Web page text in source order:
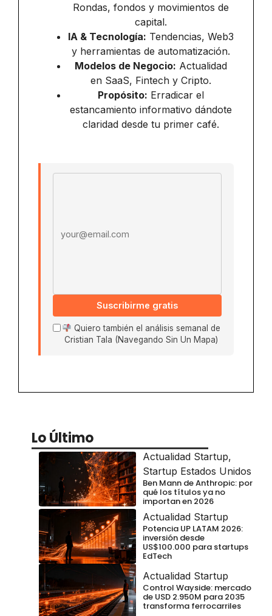
Rondas, fondos y movimientos de
capital.
IA & Tecnología: Tendencias, Web3
y herramientas de automatización.
Modelos de Negocio: Actualidad
en SaaS, Fintech y Cripto.
Propósito: Erradicar el
estancamiento informativo dándote
claridad desde tu primer café.
Suscribirme gratis
Quiero también el análisis semanal de
Cristian Tala (Navegando Sin Un Mapa)
Lo Último
Actualidad Startup,
Startup Estados Unidos
Ben Mann de Anthropic: por
qué los títulos ya no
importan en 2026
Actualidad Startup
Potencia UP LATAM 2026:
inversión desde
US$100.000 para startups
EdTech
Actualidad Startup
Control Wayside: mercado
de USD 2.950M para 2035
transforma ferrocarriles